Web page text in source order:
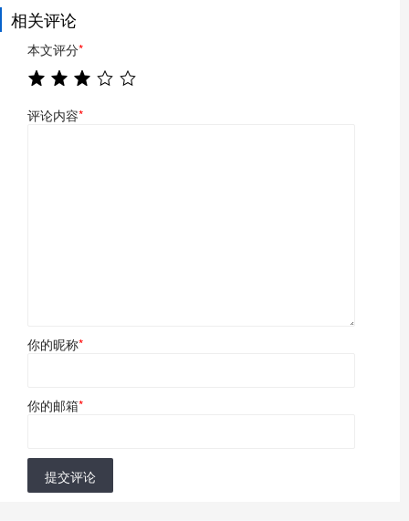
相关评论
本文评分*
评论内容*
你的昵称*
你的邮箱*
提交评论